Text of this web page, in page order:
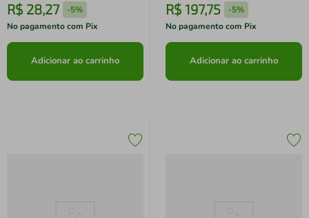
R$ 28,27 -5%
No pagamento com Pix
Adicionar ao carrinho
R$ 197,75 -5%
No pagamento com Pix
Adicionar ao carrinho